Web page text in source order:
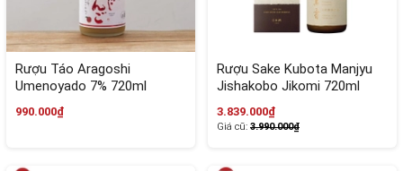
Rượu Táo Aragoshi
Umenoyado 7% 720ml
990.000₫
Rượu Sake Kubota Manjyu
Jishakobo Jikomi 720ml
3.839.000₫
Giá cũ: 3.990.000₫